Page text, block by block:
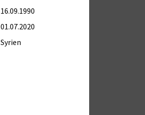
16.09.1990
01.07.2020
Syrien